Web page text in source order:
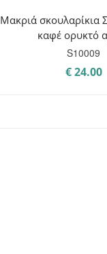
Μακριά σκουλαρίκια
καφέ ορυκτό
S10009
€24.00